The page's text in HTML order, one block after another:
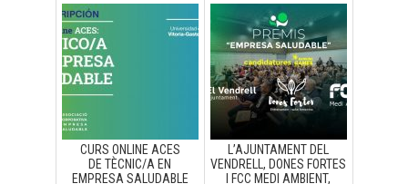
CURS ONLINE ACES
DE TÈCNIC/A EN
EMPRESA SALUDABLE
L’AJUNTAMENT DEL
VENDRELL, DONES FORTES
I FCC MEDI AMBIENT,